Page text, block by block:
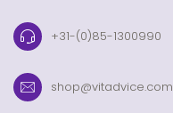
+31-(0)85-1300990
shop@vitadvice.com